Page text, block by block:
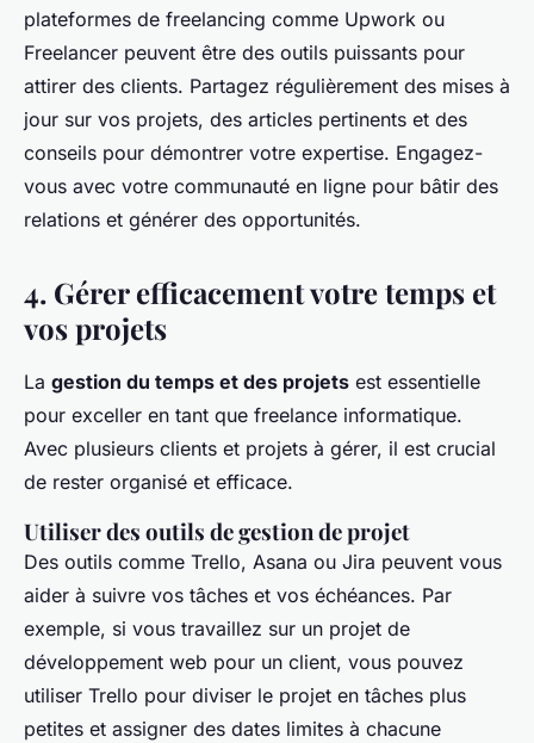
plateformes de freelancing comme Upwork ou
Freelancer peuvent être des outils puissants pour
attirer des clients. Partagez régulièrement des mises à
jour sur vos projets, des articles pertinents et des
conseils pour démontrer votre expertise. Engagez-
vous avec votre communauté en ligne pour bâtir des
relations et générer des opportunités.
4. Gérer efficacement votre temps et
vos projets
La gestion du temps et des projets est essentielle
pour exceller en tant que freelance informatique.
Avec plusieurs clients et projets à gérer, il est crucial
de rester organisé et efficace.
Utiliser des outils de gestion de projet
Des outils comme Trello, Asana ou Jira peuvent vous
aider à suivre vos tâches et vos échéances. Par
exemple, si vous travaillez sur un projet de
développement web pour un client, vous pouvez
utiliser Trello pour diviser le projet en tâches plus
petites et assigner des dates limites à chacune